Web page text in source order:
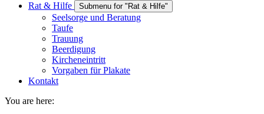
Rat & Hilfe
Submenu for "Rat & Hilfe"
Seelsorge und Beratung
Taufe
Trauung
Beerdigung
Kircheneintritt
Vorgaben für Plakate
Kontakt
You are here: